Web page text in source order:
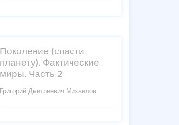
Поколение (спасти
планету). Фактические
миры. Часть 2
Григорий Дмитриевич Михаилов